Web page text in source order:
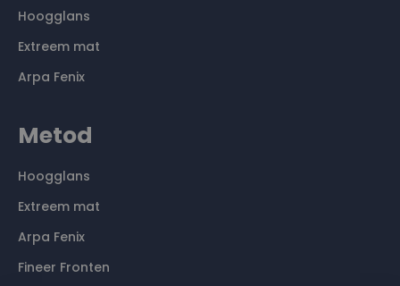
Hoogglans
Extreem mat
Arpa Fenix
Metod
Hoogglans
Extreem mat
Arpa Fenix
Fineer Fronten